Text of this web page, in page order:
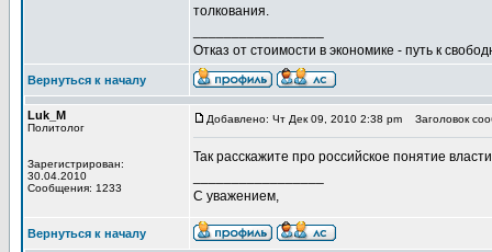
толкования.
Отказ от стоимости в экономике - путь к
Вернуться к началу
Luk_M
Политолог
Зарегистрирован:
30.04.2010
Сообщения: 1233
Добавлено: Чт Дек 09, 2010 2:38 pm Заголовок
Так расскажите про российское понятие
С уважением,
Вернуться к началу